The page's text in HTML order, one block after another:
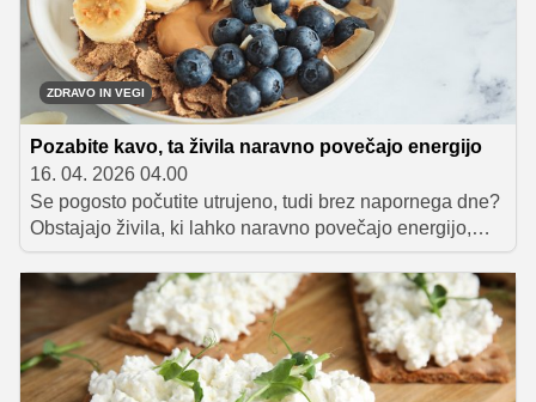
ZDRAVO IN VEGI
Pozabite kavo, ta živila naravno povečajo energijo
16. 04. 2026 04.00
Se pogosto počutite utrujeno, tudi brez napornega dne?
Obstajajo živila, ki lahko naravno povečajo energijo,
brez potrebe po uživanju kave ali energijskih pijač.
Preverite, katerih pet živil vam lahko pomaga premagati
utrujenost.